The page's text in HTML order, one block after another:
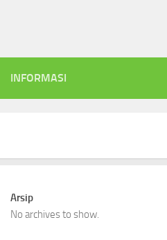
INFORMASI
Arsip
No archives to show.